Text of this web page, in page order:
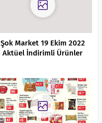
Şok Market 19 Ekim 2022
Aktüel İndirimli Ürünler